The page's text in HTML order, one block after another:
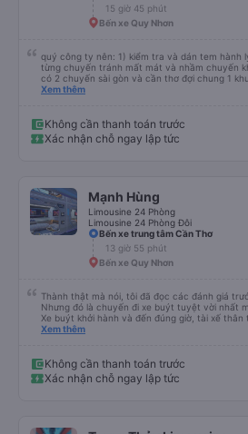
15 giờ 45 phút
Bến xe Quy Nhơn
quý công ty nên: 1) kiểm tra và dán tem hành lý cho khách theo màu của
từng chuyến tránh mất mát và nhầm chuyến
có 2 chuyến sài gòn và cần thơ đợi chung 1 khung giờ,
thân thiết của quý công ty nên rất hài lòng và
thì chắc chắn quy công ty là nhà xe được yêu
nhơn. rất cảm ơn quý anh chị em cty cũng như chị Thảo đã lắng nghe và
tiếp nhận. " khách hàng thân thiết nhiều năm
Xem thêm
Không cần thanh toán trước
Xác nhận chỗ ngay lập tức
Mạnh Hùng
Limousine 24 Phòng
Limousine 24 Phòng Đôi
Bến xe trung tâm Cần Thơ
13 giờ 55 phút
Bến xe Quy Nhơn
Thành thật mà nói, tôi đã đọc các đánh giá
Nhưng đó là chuyến đi xe buýt tuyệt vời nhất
Xe buýt khởi hành và đến đúng giờ, tài xế thân
dù vẫn hơi xóc, nhưng đó là đặc trưng của Việt
Xem thêm
Không cần thanh toán trước
Xác nhận chỗ ngay lập tức